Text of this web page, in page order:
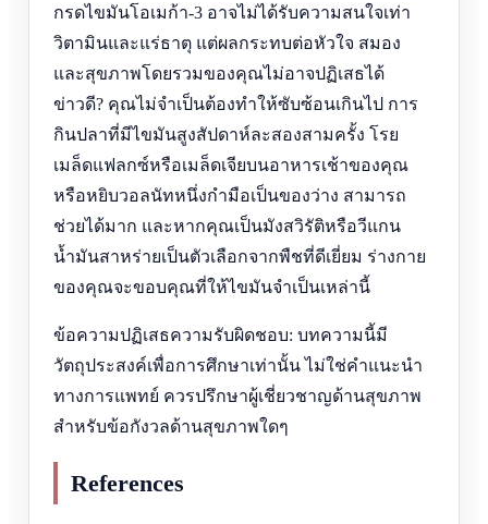
กรดไขมันโอเมก้า-3 อาจไม่ได้รับความสนใจเท่า
วิตามินและแร่ธาตุ แต่ผลกระทบต่อหัวใจ สมอง
และสุขภาพโดยรวมของคุณไม่อาจปฏิเสธได้
ข่าวดี? คุณไม่จำเป็นต้องทำให้ซับซ้อนเกินไป การ
กินปลาที่มีไขมันสูงสัปดาห์ละสองสามครั้ง โรย
เมล็ดแฟลกซ์หรือเมล็ดเจียบนอาหารเช้าของคุณ
หรือหยิบวอลนัทหนึ่งกำมือเป็นของว่าง สามารถ
ช่วยได้มาก และหากคุณเป็นมังสวิรัติหรือวีแกน
น้ำมันสาหร่ายเป็นตัวเลือกจากพืชที่ดีเยี่ยม ร่างกาย
ของคุณจะขอบคุณที่ให้ไขมันจำเป็นเหล่านี้
ข้อความปฏิเสธความรับผิดชอบ: บทความนี้มี
วัตถุประสงค์เพื่อการศึกษาเท่านั้น ไม่ใช่คำแนะนำ
ทางการแพทย์ ควรปรึกษาผู้เชี่ยวชาญด้านสุขภาพ
สำหรับข้อกังวลด้านสุขภาพใดๆ
References